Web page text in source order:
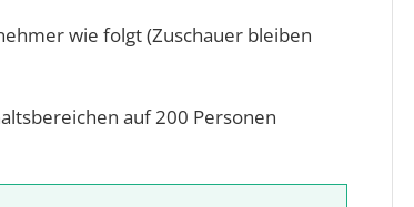
wie folgt (Zuschauer bleiben
auf 200 Personen